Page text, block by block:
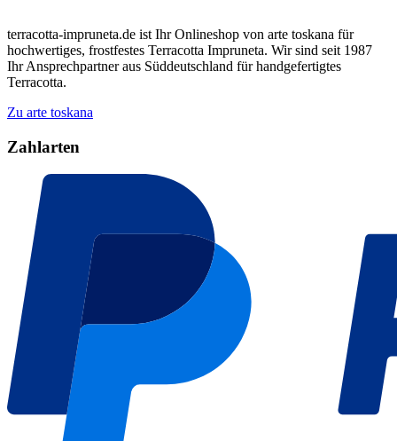
terracotta-impruneta.de ist Ihr Onlineshop von arte toskana für
hochwertiges, frostfestes Terracotta Impruneta. Wir sind seit 1987
Ihr Ansprechpartner aus Süddeutschland für handgefertigtes
Terracotta.
Zu arte toskana
Zahlarten